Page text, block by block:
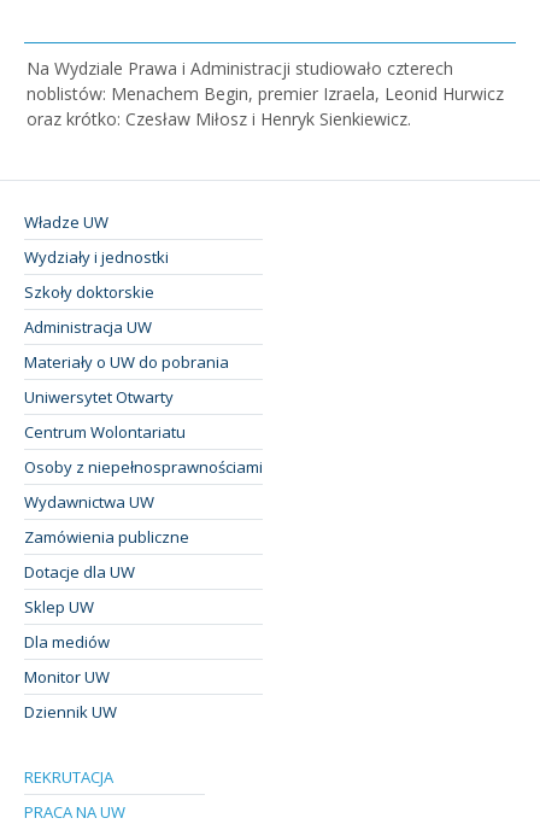
Na Wydziale Prawa i Administracji studiowało czterech
noblistów: Menachem Begin, premier Izraela, Leonid Hurwicz
oraz krótko: Czesław Miłosz i Henryk Sienkiewicz.
Władze UW
Wydziały i jednostki
Szkoły doktorskie
Administracja UW
Materiały o UW do pobrania
Uniwersytet Otwarty
Centrum Wolontariatu
Osoby z niepełnosprawnościami
Wydawnictwa UW
Zamówienia publiczne
Dotacje dla UW
Sklep UW
Dla mediów
Monitor UW
Dziennik UW
REKRUTACJA
PRACA NA UW